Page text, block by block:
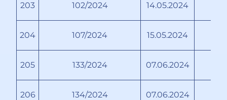
203 102/2024 14.05.2024
204 107/2024 15.05.2024
205 133/2024 07.06.2024
206 134/2024 07.06.2024